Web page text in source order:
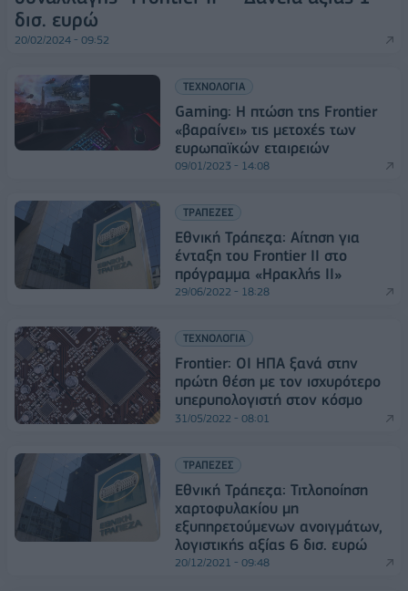
δισ. ευρώ
20/02/2024 - 09:52
ΤΕΧΝΟΛΟΓΙΑ
Gaming: Η πτώση της Frontier
«βαραίνει» τις μετοχές των
ευρωπαϊκών εταιρειών
09/01/2023 - 14:08
ΤΡΑΠΕΖΕΣ
Εθνική Τράπεζα: Αίτηση για
ένταξη του Frontier II στο
πρόγραμμα «Ηρακλής ΙΙ»
29/06/2022 - 18:28
ΤΕΧΝΟΛΟΓΙΑ
Frontier: ΟΙ ΗΠΑ ξανά στην
πρώτη θέση με τον ισχυρότερο
υπερυπολογιστή στον κόσμο
31/05/2022 - 08:01
ΤΡΑΠΕΖΕΣ
Εθνική Τράπεζα: Τιτλοποίηση
χαρτοφυλακίου μη
εξυπηρετούμενων ανοιγμάτων,
λογιστικής αξίας 6 δισ. ευρώ
20/12/2021 - 09:48